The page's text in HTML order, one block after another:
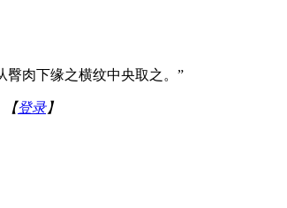
臀肉下缘之横纹中央取之。”
【登录】